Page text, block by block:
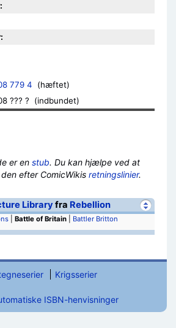
779 4
  (hæftet)
??? ?  (indbundet)
er en stub. Du kan hjælpe ved at
efter ComicWikis retningslinier.
Libraryfra Rebellion
| Battle of Britain| Battler Britton
Krigsserier
ISBN-henvisninger